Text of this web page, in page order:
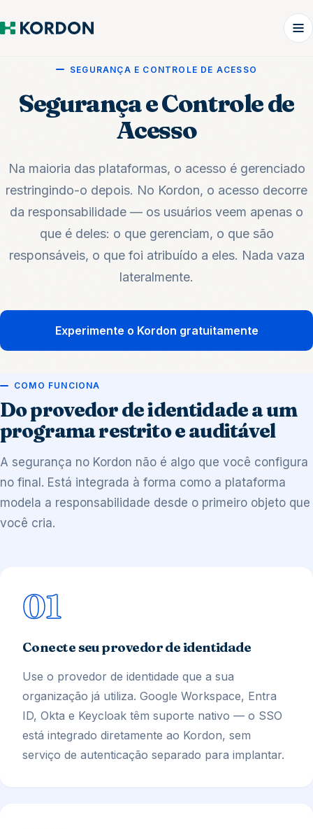
SEGURANÇA E CONTROLE DE ACESSO
Segurança e Controle de
Acesso
Na maioria das plataformas, o acesso é gerenciado
restringindo-o depois. No Kordon, o acesso decorre
da responsabilidade — os usuários veem apenas o
que é deles: o que gerenciam, o que são
responsáveis, o que foi atribuído a eles. Nada vaza
lateralmente.
Experimente o Kordon gratuitamente
COMO FUNCIONA
Do provedor de identidade a um
programa restrito e auditável
A segurança no Kordon não é algo que você configura
no final. Está integrada à forma como a plataforma
modela a responsabilidade desde o primeiro objeto que
você cria.
01
Conecte seu provedor de identidade
Use o provedor de identidade que a sua
organização já utiliza. Google Workspace, Entra
ID, Okta e Keycloak têm suporte nativo — o SSO
está integrado diretamente ao Kordon, sem
serviço de autenticação separado para implantar.